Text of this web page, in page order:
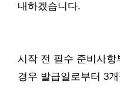
내하겠습니다.
시작 전 필수 준비사항
경우 발급일로부터 3